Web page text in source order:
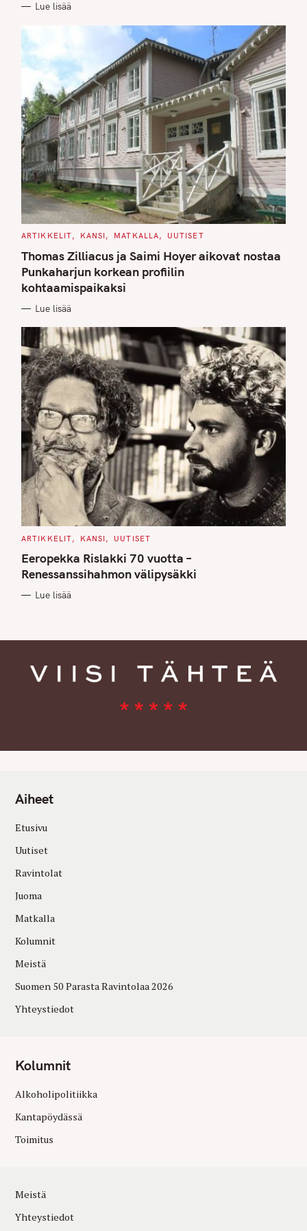
I
Lue lisää
C
T
E
G
O
R
I
S
ARTIKKELIT KANSI MATKALLA UUTISET
Thomas Zilliacus ja Saimi Hoyer aikovat nostaa
Punkaharjun korkean profiilin
kohtaamispaikaksi
Lue lisää
C
T
E
G
O
I
ARTIKKELIT KANSI UUTISET
Eeropekka Rislakki 70 vuotta –
Renessanssihahmon välipysäkki
Lue lisää
Aiheet
Etusivu
Uutiset
Ravintolat
Juoma
Matkalla
Kolumnit
Meistä
Suomen 50 Parasta Ravintolaa 2026
Yhteystiedot
Kolumnit
Alkoholipolitiikka
Kantapöydässä
Toimitus
Meistä
Yhteystiedot